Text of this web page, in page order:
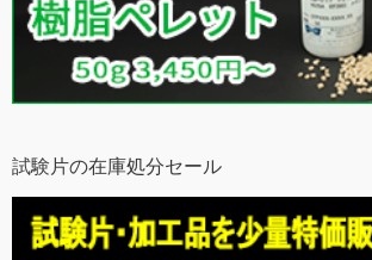
試験片の在庫処分セール